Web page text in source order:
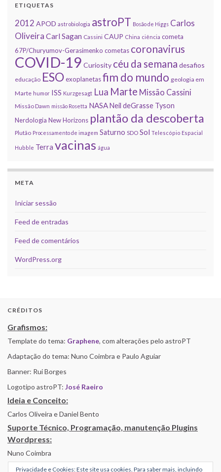
ETIQUETAS
2012 APOD astrobiologia astroPT Bosão de Higgs Carlos
Oliveira Carl Sagan Cassini CAUP China ciência cometa
67P/Churyumov-Gerasimenko cometas coronavirus
COVID-19 Curiosity céu da semana desafios
educação ESOexoplanetasfim do mundo geologia em
Marte humor ISS Kurzgesagt Lua Marte Missão Cassini
Missão Dawn missão Rosetta NASANeil deGrasse Tyson
Nerdologia New Horizons plantão da descoberta
Plutão Processamento de imagem Saturno SDO Sol Telescópio Espacial
Hubble Terra vacinas água
META
Iniciar sessão
Feed de entradas
Feed de comentários
WordPress.org
CRÉDITOS
Grafismos:
Template do tema: Graphene, com alterações pelo astroPT
Adaptação do tema: Nuno Coimbra e Paulo Aguiar
Banner: Rui Borges
Logotipo astroPT: José Raeiro
Ideia e Conceito:
Carlos Oliveira e Daniel Bento
Suporte Técnico, Programação, manutenção Plugins
Wordpress:
Nuno Coimbra
Privacidade e Cookies: Este site usa cookies. Para saber mais, incluindo